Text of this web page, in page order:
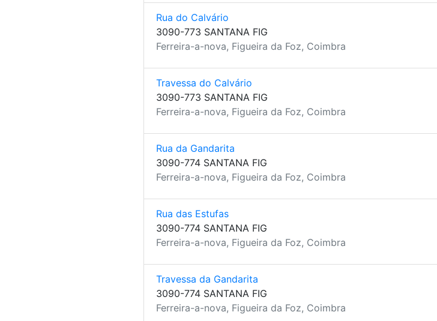
Rua do Calvário
3090-773 SANTANA FIG
Ferreira-a-nova, Figueira da Foz, Coimbra
Travessa do Calvário
3090-773 SANTANA FIG
Ferreira-a-nova, Figueira da Foz, Coimbra
Rua da Gandarita
3090-774 SANTANA FIG
Ferreira-a-nova, Figueira da Foz, Coimbra
Rua das Estufas
3090-774 SANTANA FIG
Ferreira-a-nova, Figueira da Foz, Coimbra
Travessa da Gandarita
3090-774 SANTANA FIG
Ferreira-a-nova, Figueira da Foz, Coimbra